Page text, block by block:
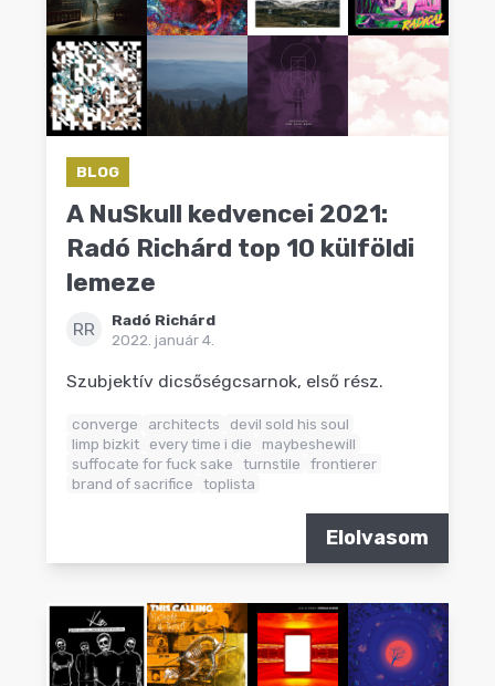
BLOG
A NuSkull kedvencei 2021:
Radó Richárd top 10 külföldi
lemeze
RR
Radó Richárd
2022. január 4.
Szubjektív dicsőségcsarnok, első rész.
converge architects
devil sold his soul
limp bizkit every time i die
maybeshewill
suffocate for fuck sake
turnstile
frontierer
brand of sacrifice
toplista
Elolvasom